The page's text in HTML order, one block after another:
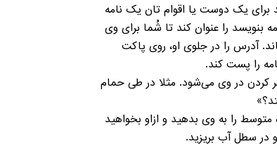
برای یک دوست يا اقوام‌ تان یک نامه
بنویسد را عنوان کند تا شُما برای وی
آدرس را در جلوی او، روی پاکت
را پست کند.
کردن در وی می‌شود. مثلا در طی حمام
دهید و یک توپ با اندازه متوسط را به وی بدهید و ازاو بخواهید
در سطل آب بریزید.